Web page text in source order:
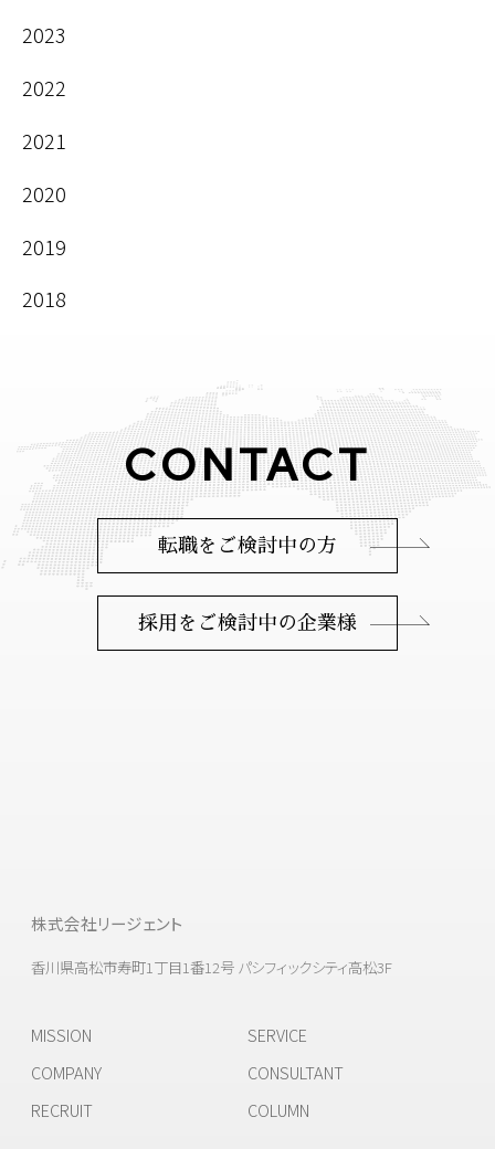
2023
2022
2021
2020
2019
2018
CONTACT
転職をご検討中の方
採用をご検討中の企業様
株式会社リージェント
香川県高松市寿町1丁目1番12号 パシフィックシティ高松3F
MISSION
COMPANY
RECRUIT
SERVICE
CONSULTANT
COLUMN